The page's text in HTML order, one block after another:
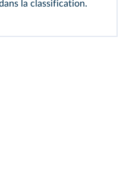
la classification.